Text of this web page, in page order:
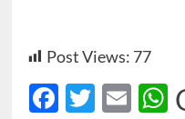
Post Views: 77
Facebook